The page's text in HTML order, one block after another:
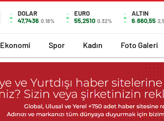
DOLAR
47,7436 0.18%
EURO
55,2510 0.32%
ALTIN
6.660,55
Ekonomi Spor Kadın Foto Galeri